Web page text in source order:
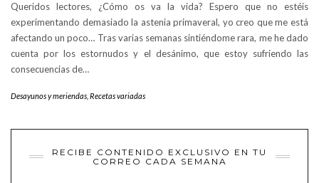
Queridos lectores, ¿Cómo os va la vida? Espero que no estéis
experimentando demasiado la astenia primaveral, yo creo que me está
afectando un poco… Tras varias semanas sintiéndome rara, me he dado
cuenta por los estornudos y el desánimo, que estoy sufriendo las
consecuencias de…
Desayunos y meriendas Recetas variadas
RECIBE CONTENIDO EXCLUSIVO EN TU
CORREO CADA SEMANA